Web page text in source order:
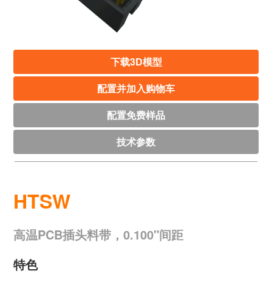
下载3D模型
配置并加入购物车
配置免费样品
技术参数
HTSW
高温PCB插头料带，0.100"间距
特色